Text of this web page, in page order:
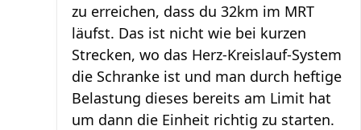
zu erreichen, dass du 32km im MRT
läufst. Das ist nicht wie bei kurzen
Strecken, wo das Herz-Kreislauf-System
die Schranke ist und man durch heftige
Belastung dieses bereits am Limit hat
um dann die Einheit richtig zu starten.